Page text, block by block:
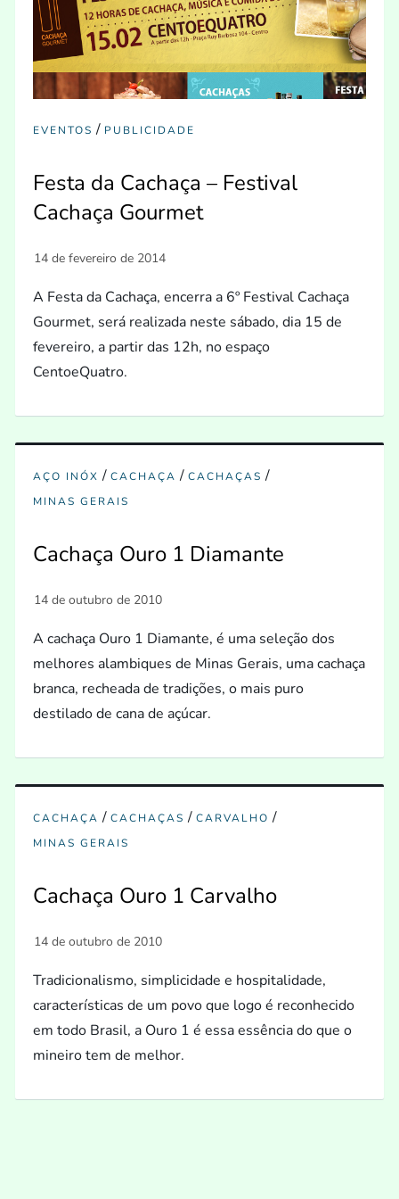
EVENTOS / PUBLICIDADE
Festa da Cachaça – Festival
Cachaça Gourmet
A Festa da Cachaça, encerra a 6º Festival Cachaça
Gourmet, será realizada neste sábado, dia 15 de
fevereiro, a partir das 12h, no espaço
CentoeQuatro.
AÇO INÓX /CACHAÇA /CACHAÇAS /
MINAS GERAIS
Cachaça Ouro 1 Diamante
A cachaça Ouro 1 Diamante, é uma seleção dos
melhores alambiques de Minas Gerais, uma cachaça
branca, recheada de tradições, o mais puro
destilado de cana de açúcar.
CACHAÇA /CACHAÇAS /CARVALHO /
MINAS GERAIS
Cachaça Ouro 1 Carvalho
Tradicionalismo, simplicidade e hospitalidade,
características de um povo que logo é reconhecido
em todo Brasil, a Ouro 1 é essa essência do que o
mineiro tem de melhor.